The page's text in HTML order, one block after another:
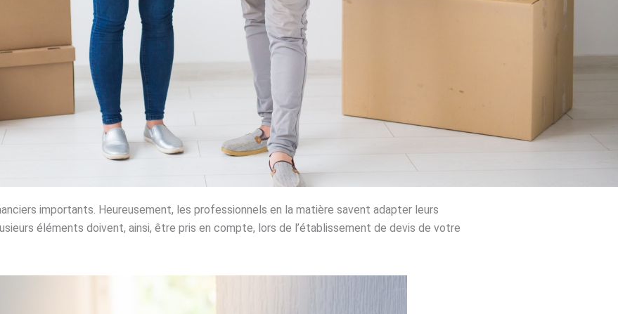
importants. Heureusement, les professionnels en la matière savent adapter leurs
éléments doivent, ainsi, être pris en compte, lors de l’établissement de devis de votre